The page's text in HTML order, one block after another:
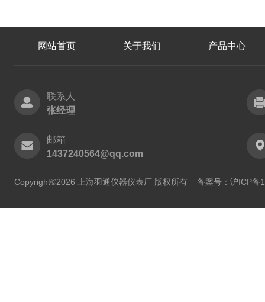
网站首页 关于我们 产品中心
联系人
张经理
邮箱
1437240564@qq.com
Copyright©2026 上海羽通仪器仪表厂 版权所有 备案号：沪ICP备